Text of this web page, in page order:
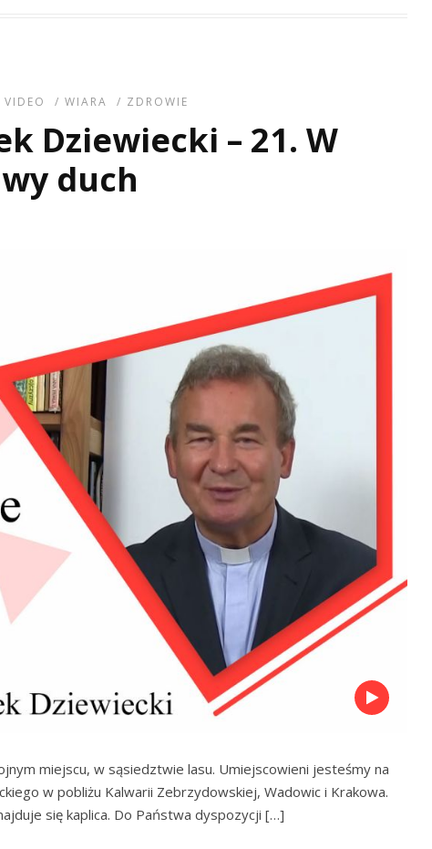
VIDEO / WIARA / ZDROWIE
Dziewiecki – 21. W
duch
miejscu, w sąsiedztwie lasu. Umiejscowieni jesteśmy na
w pobliżu Kalwarii Zebrzydowskiej, Wadowic i Krakowa.
się kaplica. Do Państwa dyspozycji […]